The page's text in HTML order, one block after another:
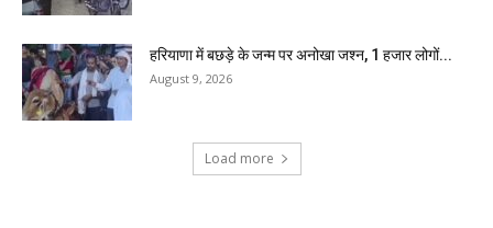
हरियाणा में बछड़े के जन्म पर अनोखा जश्न, 1 हजार लोगों...
August 9, 2026
Load more